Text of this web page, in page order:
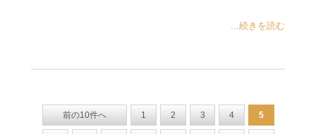
...続きを読む
前の10件へ 1 2 3 4 5